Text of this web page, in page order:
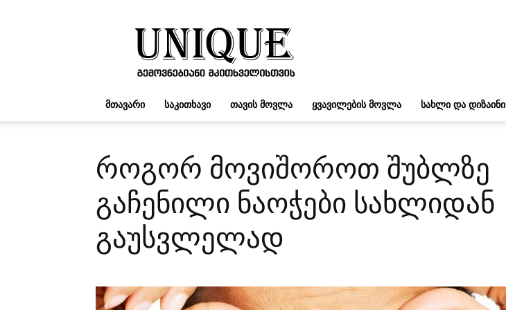
UNIQUE.GE
ᲛᲗᲐᲕᲐᲠᲘ ᲡᲐᲙᲘᲗᲮᲐᲕᲘ ᲗᲐᲕᲘᲡ ᲛᲝᲕᲚᲐ ᲧᲕᲐᲕᲘᲚᲔᲑᲘᲡ ᲛᲝᲕᲚᲐ ᲡᲐᲮᲚᲘ ᲓᲐ ᲓᲘᲖᲐᲘᲜᲘ
როგორ მოვიშოროთ შუბლზე
გაჩენილი ნაოჭები სახლიდან
გაუსვლელად